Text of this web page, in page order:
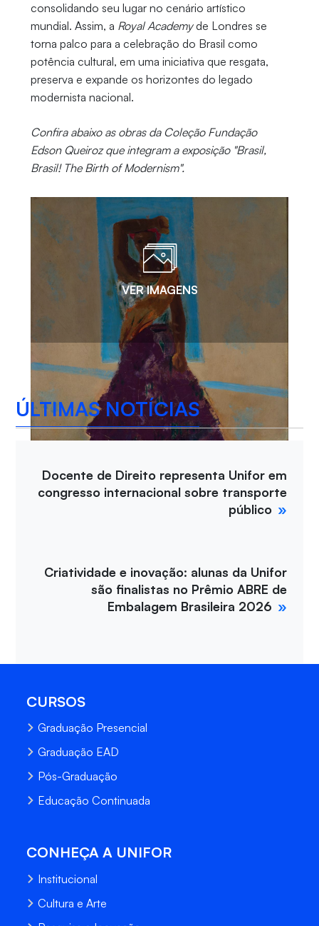
consolidando seu lugar no cenário artístico
mundial. Assim, a Royal Academyde Londres se
torna palco para a celebração do Brasil como
potência cultural, em uma iniciativa que resgata,
preserva e expande os horizontes do legado
modernista nacional.
Confira abaixo as obras da Coleção Fundação
Edson Queiroz que integram a exposição "Brasil,
Brasil! The Birth of Modernism".
VER IMAGENS
ÚLTIMAS NOTÍCIAS
Docente de Direito representa Unifor em
congresso internacional sobre transporte
público
Criatividade e inovação: alunas da Unifor
são finalistas no Prêmio ABRE de
Embalagem Brasileira 2026
CURSOS
Graduação Presencial
Graduação EAD
Pós-Graduação
Educação Continuada
CONHEÇA A UNIFOR
Institucional
Cultura e Arte